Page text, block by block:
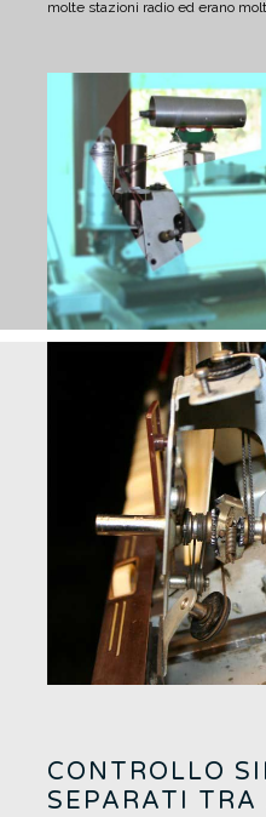
molte stazioni radio ed erano
CONTROLLO
SEPARATI TRA